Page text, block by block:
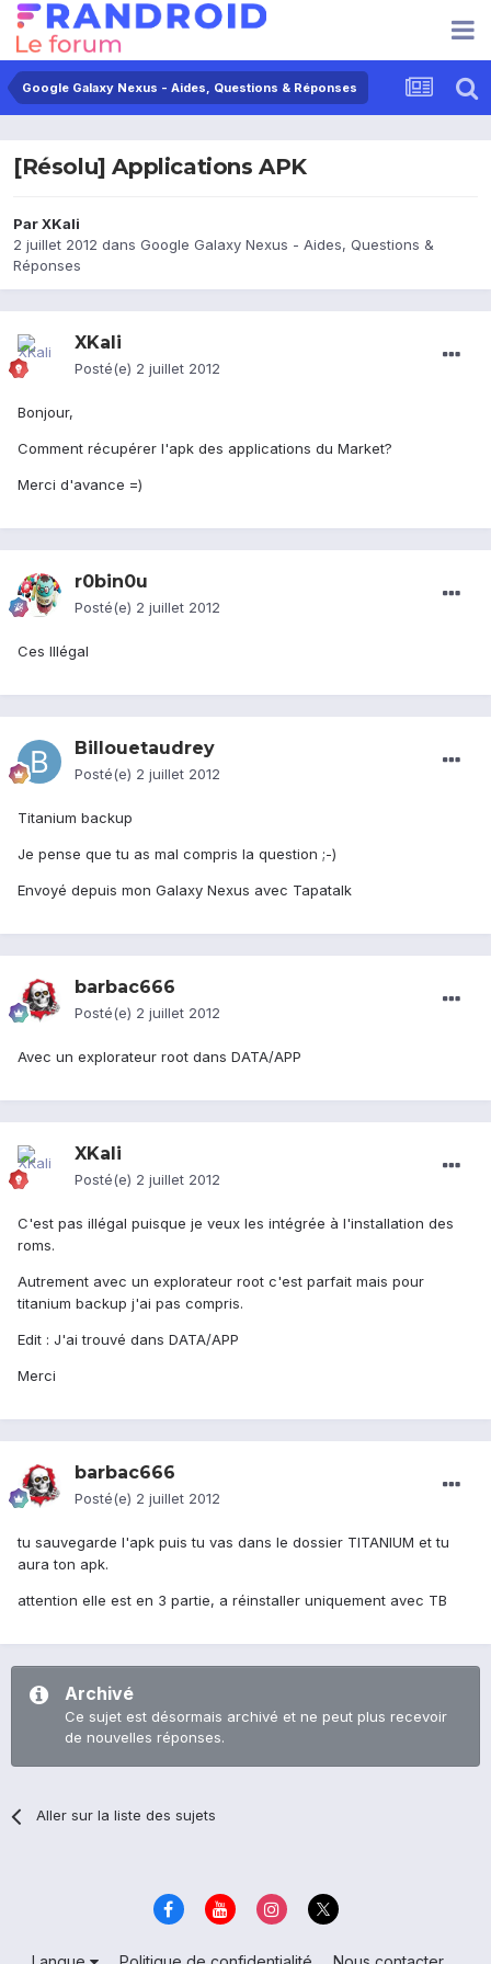
Google Galaxy Nexus - Aides, Questions & Réponses
[Résolu] Applications APK
ParXKali
2 juillet 2012 dans Google Galaxy Nexus - Aides, Questions &
Réponses
XKali
Posté(e) 2 juillet 2012
Bonjour,
Comment récupérer l'apk des applications du Market?
Merci d'avance =)
r0bin0u
Posté(e) 2 juillet 2012
Ces Illégal
Billouetaudrey
Posté(e) 2 juillet 2012
Titanium backup
Je pense que tu as mal compris la question ;-)
Envoyé depuis mon Galaxy Nexus avec Tapatalk
barbac666
Posté(e) 2 juillet 2012
Avec un explorateur root dans DATA/APP
XKali
Posté(e) 2 juillet 2012
C'est pas illégal puisque je veux les intégrée à l'installation des
roms.
Autrement avec un explorateur root c'est parfait mais pour
titanium backup j'ai pas compris.
Edit : J'ai trouvé dans DATA/APP
Merci
barbac666
Posté(e) 2 juillet 2012
tu sauvegarde l'apk puis tu vas dans le dossier TITANIUM et tu
aura ton apk.
attention elle est en 3 partie, a réinstaller uniquement avec TB
Archivé
Ce sujet est désormais archivé et ne peut plus recevoir
de nouvelles réponses.
Aller sur la liste des sujets